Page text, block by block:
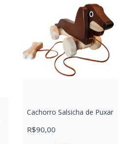
Cachorro Salsicha de Puxar
R$90,00